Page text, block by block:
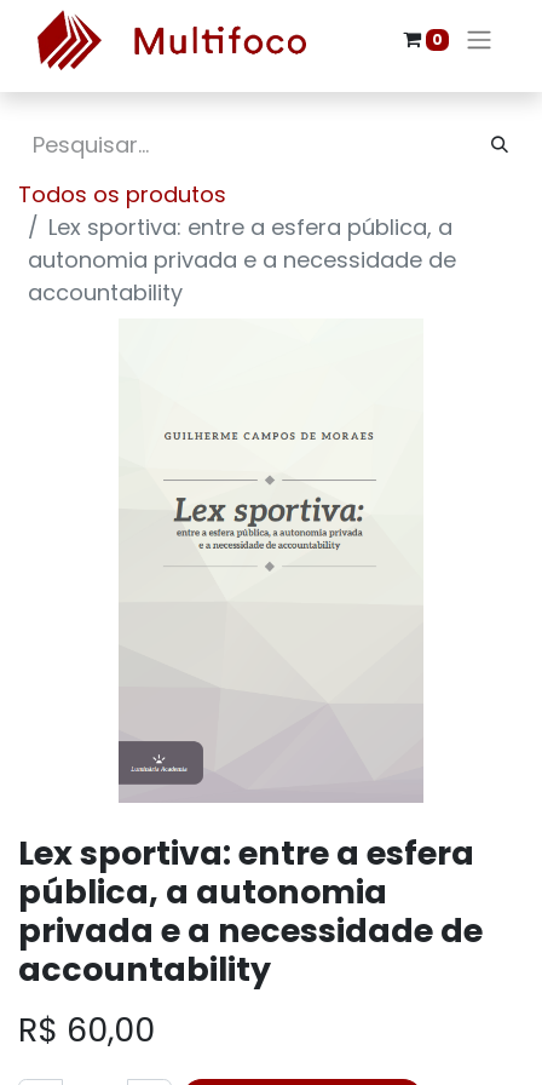
0
Todos os produtos
Lex sportiva: entre a esfera pública, a
autonomia privada e a necessidade de
accountability
Lex sportiva: entre a esfera
pública, a autonomia
privada e a necessidade de
accountability
R$ 60,00